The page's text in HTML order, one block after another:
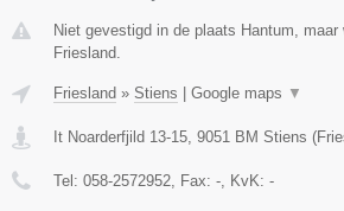
Niet gevestigd in de plaats Hantum,
Friesland.
Friesland » Stiens Google maps ▼
It Noarderfjild 13-15, 9051 BM Stiens (
Tel: 058-2572952, Fax: -, KvK: -